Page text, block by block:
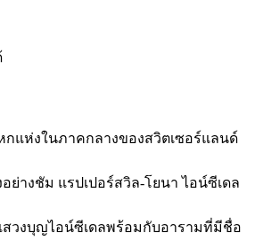
กแห่งในภาคกลางของสวิตเซอร์แลนด์
อย่างชัม แรปเปอร์สวิล-โยนา ไอน์ซีเดล
วงบุญไอน์ซีเดลพร้อมกับอารามที่มีชื่อ